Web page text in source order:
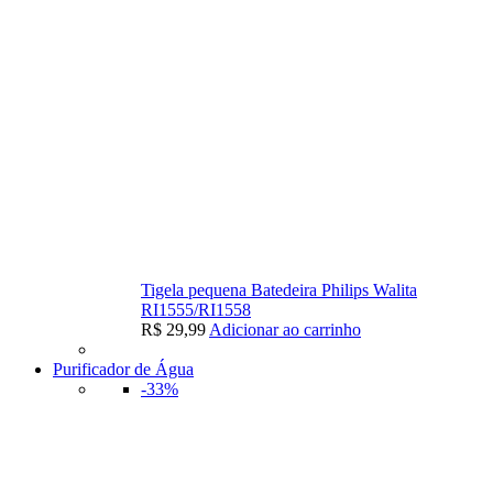
Tigela pequena Batedeira Philips Walita
RI1555/RI1558
R$ 29,99 Adicionar ao carrinho
Purificador de Água
-33%